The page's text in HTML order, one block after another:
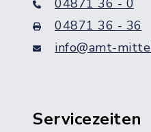
04871 36 - 0
04871 36 - 36
info@amt-
Servicezeiten